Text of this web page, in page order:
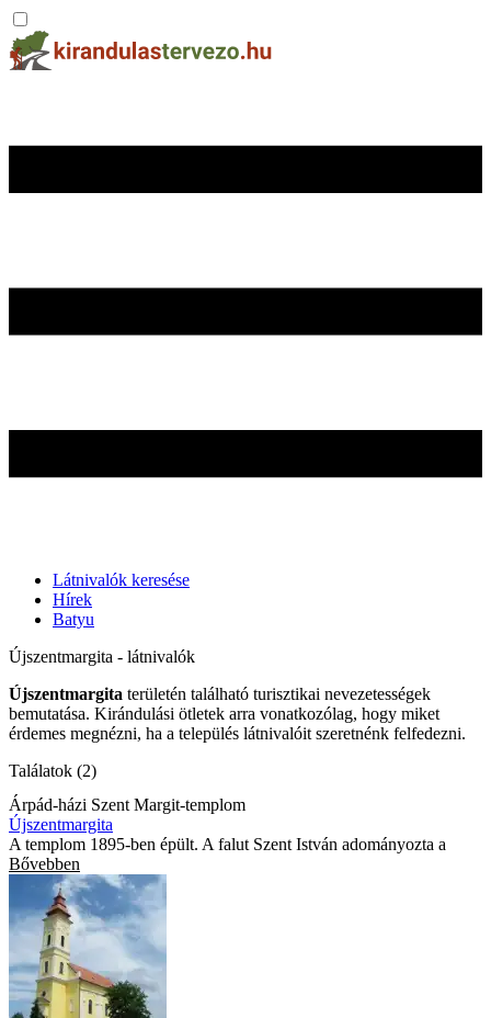
Látnivalók keresése
Hírek
Batyu
Újszentmargita - látnivalók
Újszentmargita területén található turisztikai nevezetességek
bemutatása. Kirándulási ötletek arra vonatkozólag, hogy miket
érdemes megnézni, ha a település látnivalóit szeretnénk felfedezni.
Találatok (2)
Árpád-házi Szent Margit-templom
Újszentmargita
A templom 1895-ben épült. A falut Szent István adományozta a
Bővebben